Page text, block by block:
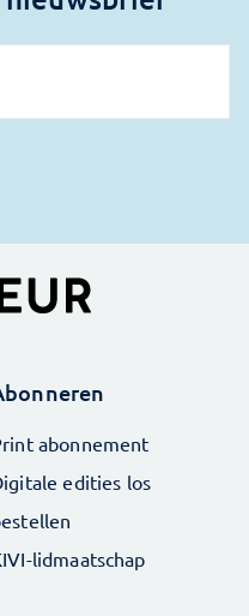
abonnement
edities los
lidmaatschap